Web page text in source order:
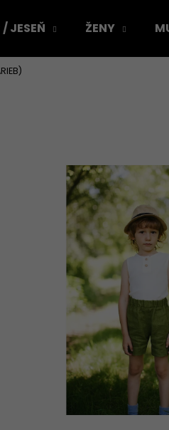
JESEŇ ŽENY
Čo potrebujete
Odporúčame
VÝPREDAJ VZORIEK
75 €